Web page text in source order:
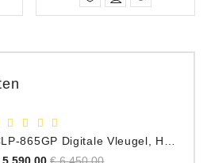
Normale Prijs